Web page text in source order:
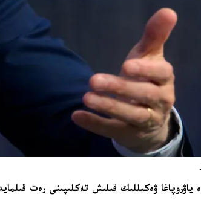
ياۋروپاغا ۋەكىللىك قىلىش تەكلىپىنى رەت